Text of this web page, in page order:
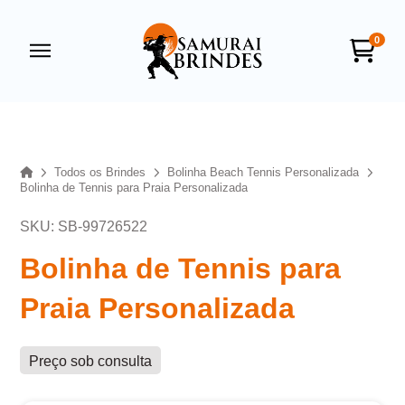
0
HomeTodos os Brindes
Bolinha Beach Tennis Personalizada
Bolinha de Tennis para Praia Personalizada
SKU: SB-99726522
Bolinha de Tennis para
Praia Personalizada
Preço sob consulta